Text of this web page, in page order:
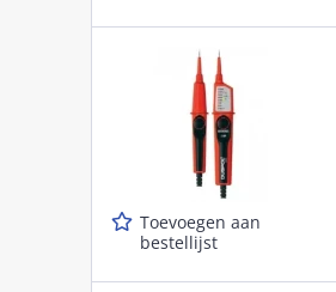
Toevoegen aan
bestellijst